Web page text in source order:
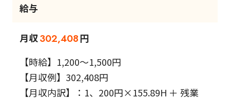
給与
月収302,408円
【時給】1,200～1,500円
【月収例】302,408円
【月収内訳】：1、200円×155.89H ＋ 残業